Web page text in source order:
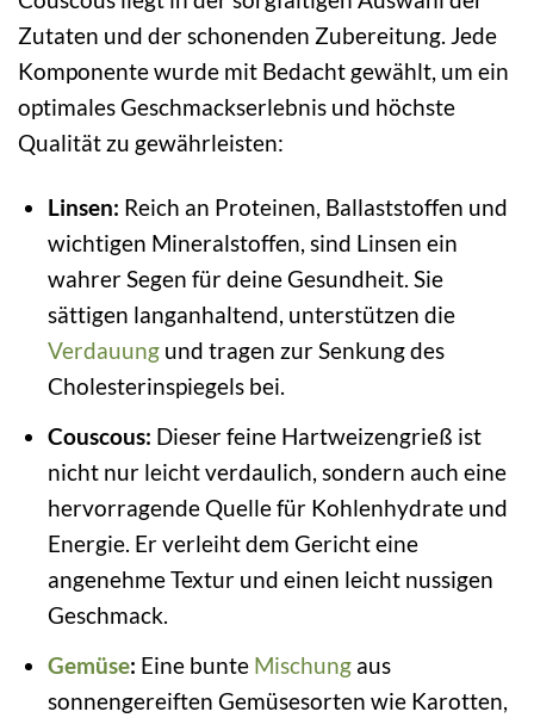
Zutaten und der schonenden Zubereitung. Jede
Komponente wurde mit Bedacht gewählt, um ein
optimales Geschmackserlebnis und höchste
Qualität zu gewährleisten:
Linsen: Reich an Proteinen, Ballaststoffen und
wichtigen Mineralstoffen, sind Linsen ein
wahrer Segen für deine Gesundheit. Sie
sättigen langanhaltend, unterstützen die
Verdauungund tragen zur Senkung des
Cholesterinspiegels bei.
Couscous: Dieser feine Hartweizengrieß ist
nicht nur leicht verdaulich, sondern auch eine
hervorragende Quelle für Kohlenhydrate und
Energie. Er verleiht dem Gericht eine
angenehme Textur und einen leicht nussigen
Geschmack.
Gemüse: Eine bunte Mischungaus
sonnengereiften Gemüsesorten wie Karotten,